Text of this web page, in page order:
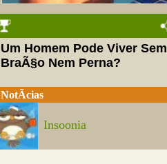
Um Homem Pode Viver Sem
BraÃ§o Nem Perna?
NotÃ­cias
Insoonia